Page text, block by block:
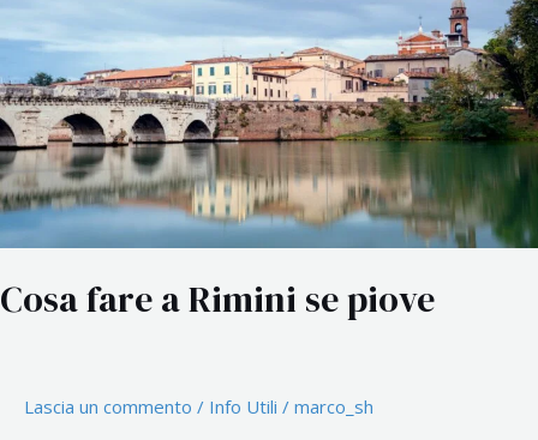
Cosa fare a Rimini se piove
Lascia un commento / Info Utili / marco_sh
piove